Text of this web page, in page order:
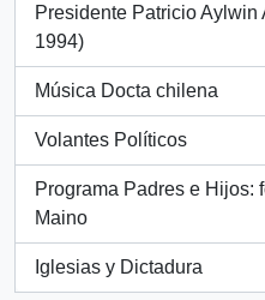
Presidente Patricio Aylwin
1994)
, 40817 results
Música Docta chilena
, 1260 results
Volantes Políticos
, 1034 results
Programa Padres e Hijos:
Maino
, 465 results
Iglesias y Dictadura
, 156 results